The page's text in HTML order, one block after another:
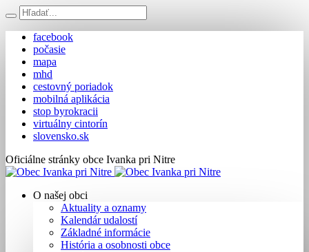
facebook
počasie
mapa
mhd
cestovný poriadok
mobilná aplikácia
stop byrokracii
virtuálny cintorín
slovensko.sk
Oficiálne stránky obce Ivanka pri Nitre
O našej obci
Aktuality a oznamy
Kalendár udalostí
Základné informácie
História a osobnosti obce